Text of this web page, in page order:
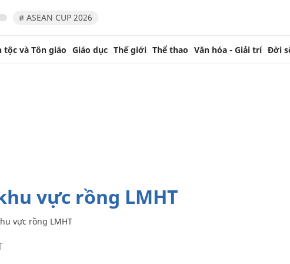
# ASEAN CUP 2026
tộc và Tôn giáo Giáo dục Thế giới Thể thao Văn hóa - Giải trí Đời
vực rồng LMHT
vực rồng LMHT